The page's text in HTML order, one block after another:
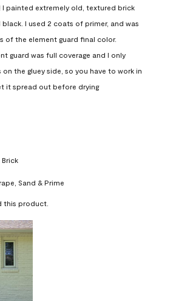
I painted extremely old, textured brick
I used 2 coats of primer, and was
of the element guard final color.
guard was full coverage and I only
the gluey side, so you have to work in
it spread out before drying
Brick
Sand & Prime
this product.